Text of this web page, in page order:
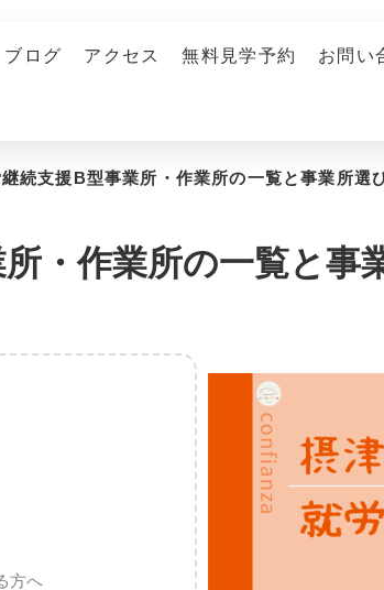
ブログ アクセス 無料見学予約 お問い
継続支援B型事業所・作業所の一覧と事業所選
・作業所の一覧と事
方へ